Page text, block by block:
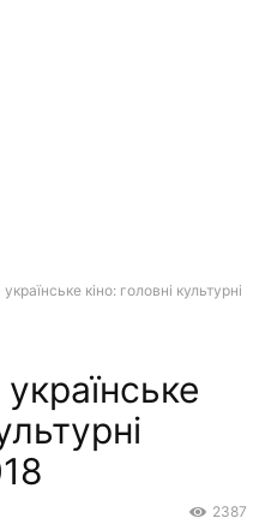
кіно: головні культурні
2387